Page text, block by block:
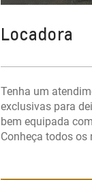
Locadora
Tenha um
exclusivas para
bem equipada
Conheça todos os